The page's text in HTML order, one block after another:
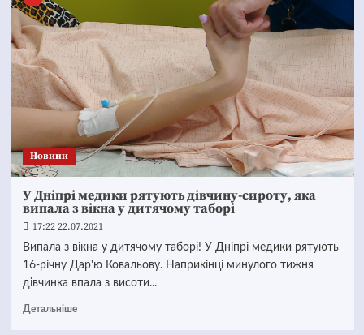
Новини
У Дніпрі медики рятують дівчину-сироту, яка
випала з вікна у дитячому таборі
17:22 22.07.2021
Випала з вікна у дитячому таборі! У Дніпрі медики рятують
16-річну Дар'ю Ковальову. Наприкінці минулого тижня
дівчинка впала з висоти...
Детальніше